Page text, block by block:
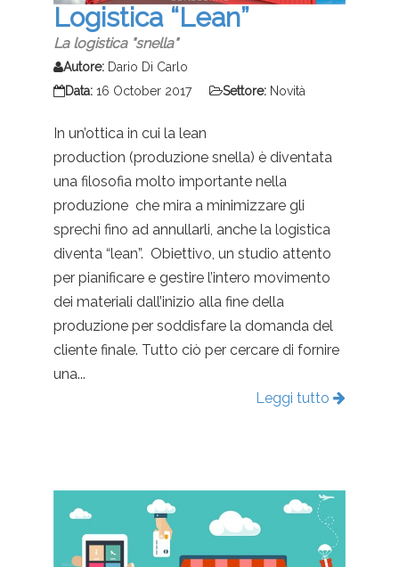
Logistica “Lean”
La logistica "snella"
Autore: Dario Di Carlo
Data: 16 October 2017 Settore: Novità
In un’ottica in cui la lean
production (produzione snella) è diventata
una filosofia molto importante nella
produzione che mira a minimizzare gli
sprechi fino ad annullarli, anche la logistica
diventa “lean”. Obiettivo, un studio attento
per pianificare e gestire l’intero movimento
dei materiali dall’inizio alla fine della
produzione per soddisfare la domanda del
cliente finale. Tutto ciò per cercare di fornire
una...
Leggi tutto